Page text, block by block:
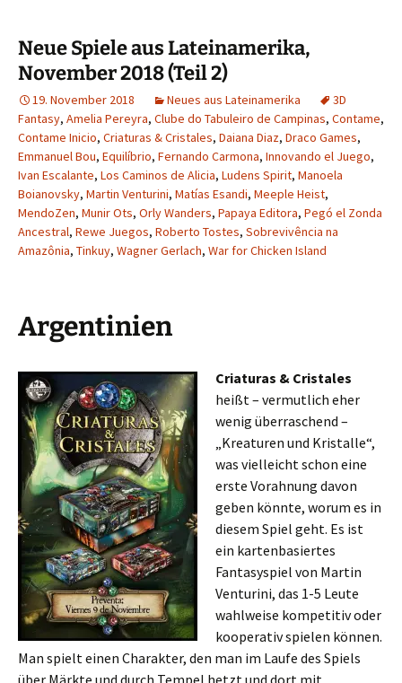
Neue Spiele aus Lateinamerika,
November 2018 (Teil 2)
19. November 2018 Neues aus Lateinamerika
3D
Fantasy, Amelia Pereyra, Clube do Tabuleiro de Campinas, Contame,
Contame Inicio, Criaturas & Cristales, Daiana Diaz, Draco Games,
Emmanuel Bou, Equilíbrio, Fernando Carmona, Innovando el Juego,
Ivan Escalante, Los Caminos de Alicia, Ludens Spirit, Manoela
Boianovsky, Martin Venturini, Matías Esandi, Meeple Heist,
MendoZen, Munir Ots, Orly Wanders, Papaya Editora, Pegó el Zonda
Ancestral, Rewe Juegos, Roberto Tostes, Sobrevivência na
Amazônia, Tinkuy, Wagner Gerlach, War for Chicken Island
Argentinien
Criaturas & Cristales
heißt – vermutlich eher
wenig überraschend –
„Kreaturen und Kristalle“,
was vielleicht schon eine
erste Vorahnung davon
geben könnte, worum es in
diesem Spiel geht. Es ist
ein kartenbasiertes
Fantasyspiel von Martin
Venturini, das 1-5 Leute
wahlweise kompetitiv oder
kooperativ spielen können.
Man spielt einen Charakter, den man im Laufe des Spiels
über Märkte und durch Tempel hetzt und dort mit